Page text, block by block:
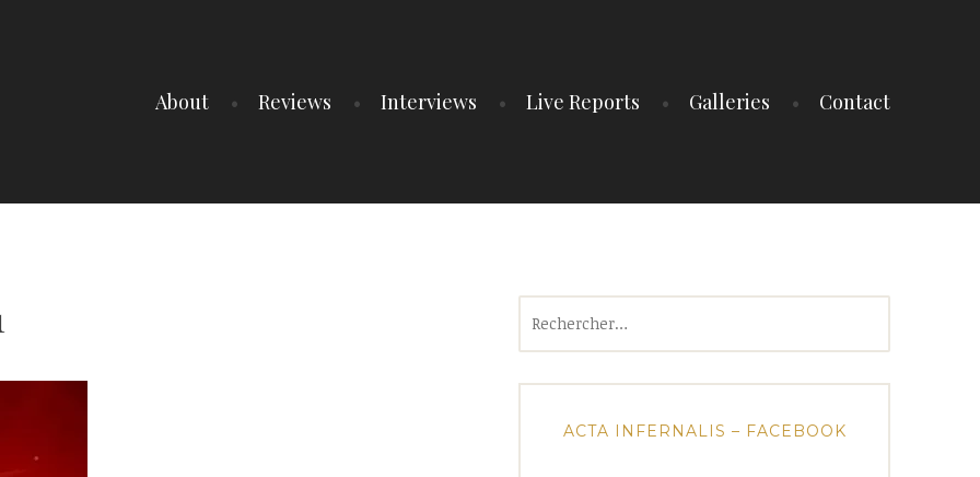
About Reviews Interviews Live Reports Galleries Contact
ACTA INFERNALIS – FACEBOOK